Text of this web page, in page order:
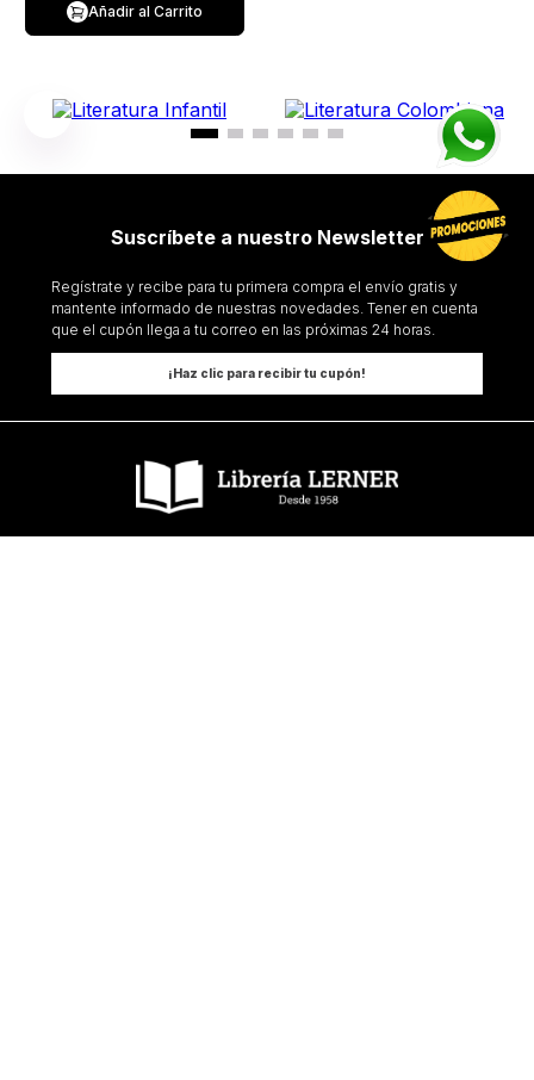
Añadir al Carrito
Suscríbete a nuestro Newsletter
Regístrate y recibe para tu primera compra el envío gratis y
mantente informado de nuestras novedades. Tener en cuenta
que el cupón llega a tu correo en las próximas 24 horas.
¡Haz clic para recibir tu cupón!